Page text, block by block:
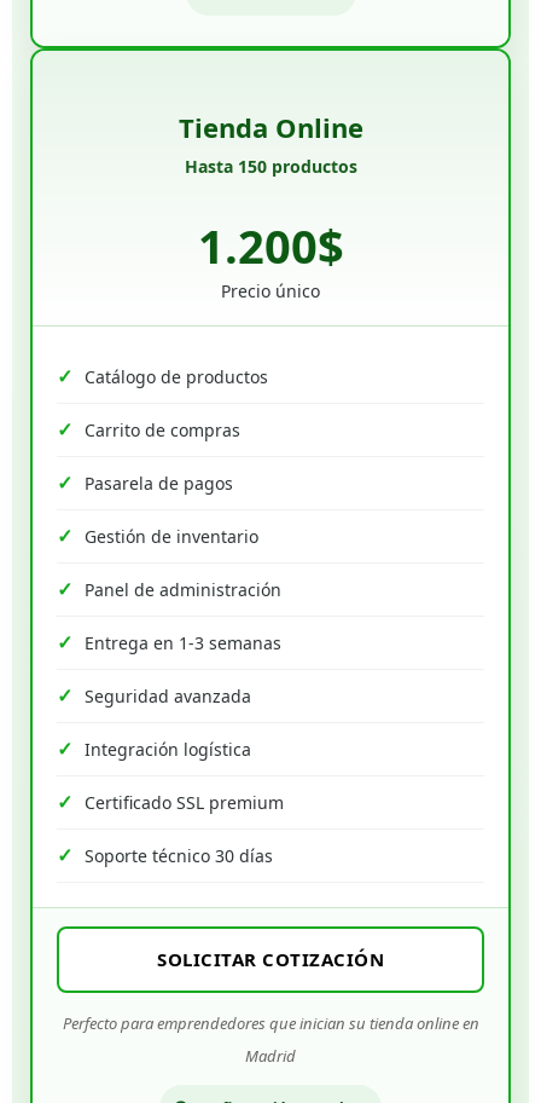
Tienda Online
Hasta 150 productos
1.200$
Precio único
Catálogo de productos
Carrito de compras
Pasarela de pagos
Gestión de inventario
Panel de administración
Entrega en 1-3 semanas
Seguridad avanzada
Integración logística
Certificado SSL premium
Soporte técnico 30 días
SOLICITAR COTIZACIÓN
Perfecto para emprendedores que inician su tienda online en
Madrid